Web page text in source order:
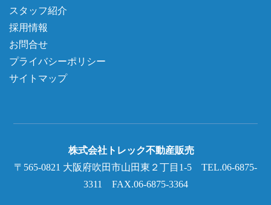
スタッフ紹介
採用情報
お問合せ
プライバシーポリシー
サイトマップ
株式会社トレック不動産販売
〒565-0821 大阪府吹田市山田東２丁目1-5 TEL.06-6875-
3311 FAX.06-6875-3364